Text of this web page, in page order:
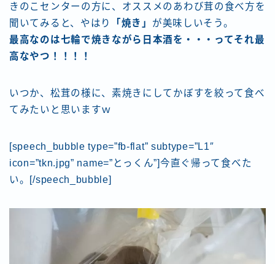
きのこセンターの方に、オススメのあわび茸の食べ方を
聞いてみると、やはり
「焼き」 が美味しいそう。
最高なのは七輪で焼きながら日本酒を・・・ってそれ最
高なやつ！！！！
いつか、松茸の様に、素焼きにしてかぼすを絞って食べ
てみたいと思いますｗ
[speech_bubble type=”fb-flat” subtype=”L1″
icon=”tkn.jpg” name=”とっくん”]今直ぐ帰って食べた
い。[/speech_bubble]